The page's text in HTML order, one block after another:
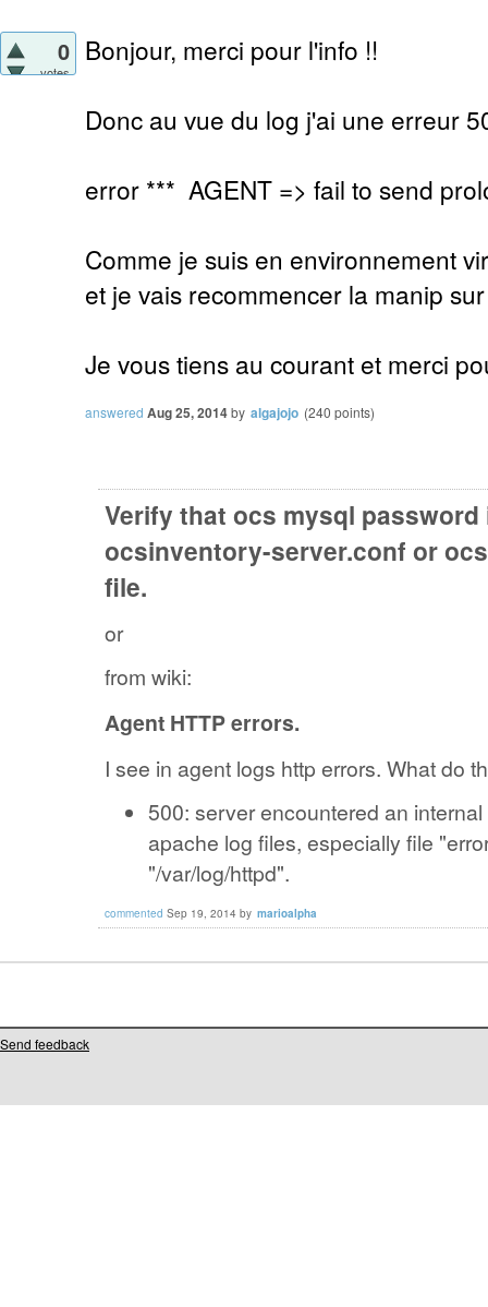
0
votes
Bonjour, merci pour l'info !!
Donc au vue du log j'ai une erreur
error *** AGENT => fail to send
Comme je suis en environnement
et je vais recommencer la manip
Je vous tiens au courant et merci
answered Aug 25, 2014by algajojo (240 points)
Verify that ocs mysql
ocsinventory-server.conf or
file.
or
from wiki:
Agent HTTP errors.
I see in agent logs http errors. What do
500: server encountered an
apache log files, especially file
"/var/log/httpd".
commented Sep 19, 2014 by marioalpha
Send feedback